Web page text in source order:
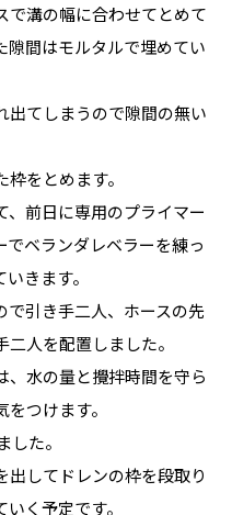
で溝の幅に合わせてとめて
隙間はモルタルで埋めてい
出てしまうので隙間の無い
をとめます。
、前日に専用のプライマー
ベランダレベラーを練っ
きます。
で引き手二人、ホースの先
人を配置しました。
、水の量と攪拌時間を守ら
つけます。
た。
してドレンの枠を段取り
く予定です。